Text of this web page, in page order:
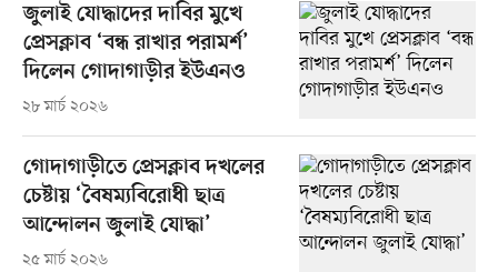
জুলাই যোদ্ধাদের দাবির মুখে
প্রেসক্লাব ‘বন্ধ রাখার পরামর্শ’
দিলেন গোদাগাড়ীর ইউএনও
২৮ মার্চ ২০২৬
গোদাগাড়ীতে প্রেসক্লাব দখলের
চেষ্টায় ‘বৈষম্যবিরোধী ছাত্র
আন্দোলন জুলাই যোদ্ধা’
২৫ মার্চ ২০২৬